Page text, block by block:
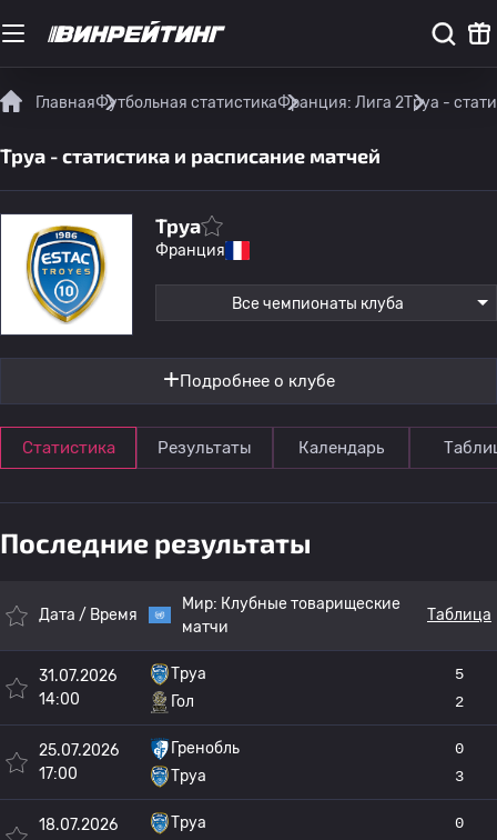
ГлавнаяФутбольная статистикаФранция: Лига 2Труа -
Труа - статистика и расписание матчей
Труа
Франция
Все чемпионаты клуба
Подробнее о клубе
Статистика Результаты Календарь
Последние результаты
Дата / Время
Мир: Клубные товарищеские
матчи
Таблица
31.07.2026
14:00
Труа
Гол
5
2
25.07.2026
17:00
Гренобль
Труа
0
3
18.07.2026
Труа
0